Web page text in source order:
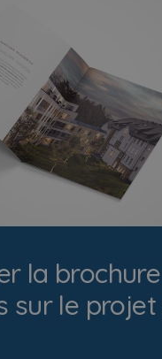
la
sur le projet